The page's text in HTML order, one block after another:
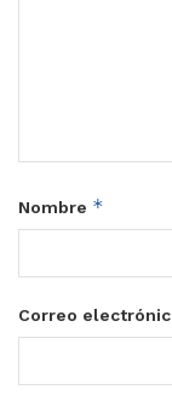
Nombre *
Correo